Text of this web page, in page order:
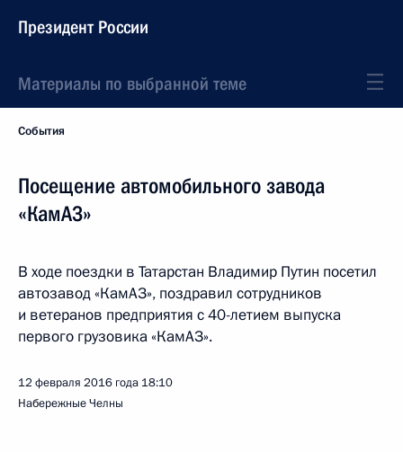
Президент России
Материалы по выбранной теме
События
Посещение автомобильного завода
«КамАЗ»
В ходе поездки в Татарстан Владимир Путин посетил
автозавод «КамАЗ», поздравил сотрудников
и ветеранов предприятия с 40-летием выпуска
первого грузовика «КамАЗ».
12 февраля 2016 года 18:10
Набережные Челны